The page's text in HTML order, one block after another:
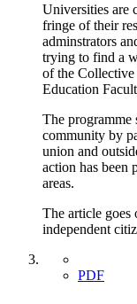
Universities are
fringe of their
adminstrators
trying to find a
of the
Education
The programme
community by
union and
action has been
areas.
The article goes
independent
PDF